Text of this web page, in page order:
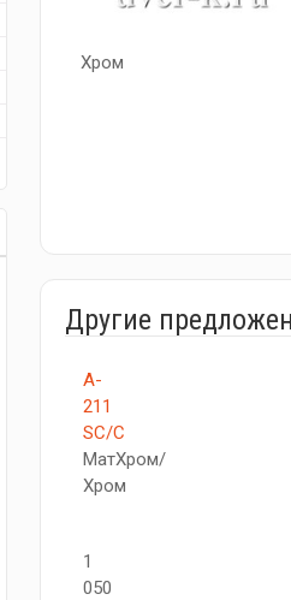
Хром
Другие
A-
211
SC/C
МатХром/
Хром
1
050